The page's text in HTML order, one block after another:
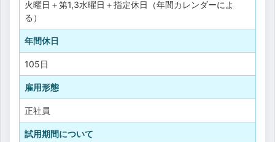
火曜日＋第1,3水曜日＋指定休日（年間カレンダーによ
る）
年間休日
105日
雇用形態
正社員
試用期間について